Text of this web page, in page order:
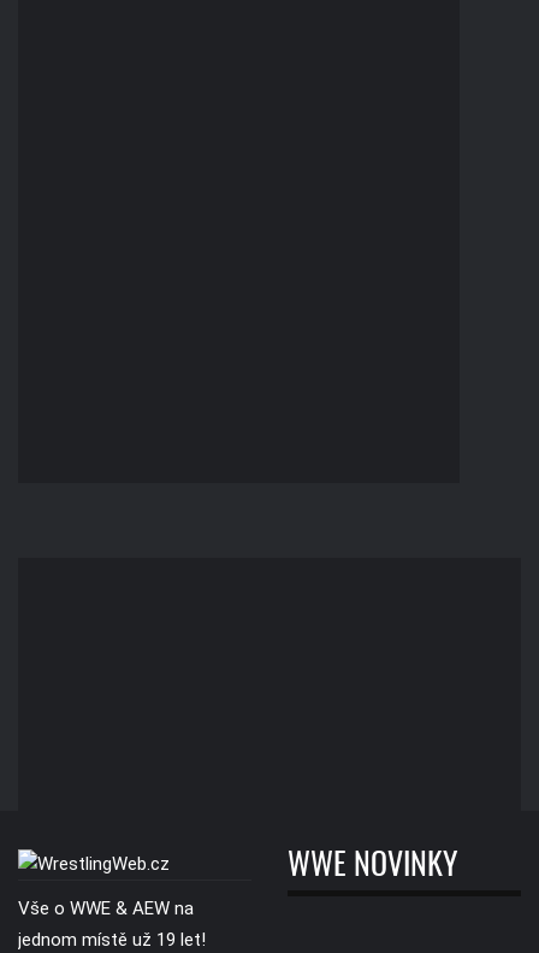
Vše o WWE & AEW na
jednom místě už 19 let!
WWE NOVINKY